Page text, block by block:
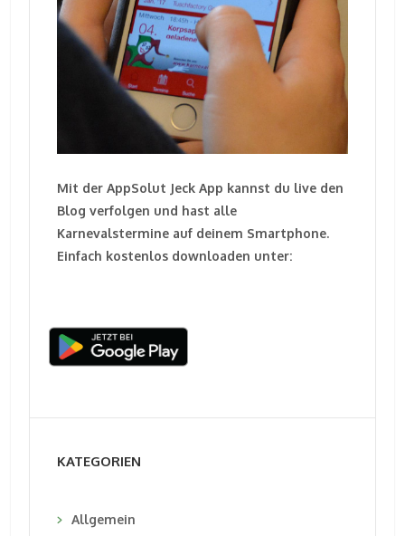
Mit der AppSolut Jeck App kannst du live den
Blog verfolgen und hast alle
Karnevalstermine auf deinem Smartphone.
Einfach kostenlos downloaden unter:
KATEGORIEN
Allgemein